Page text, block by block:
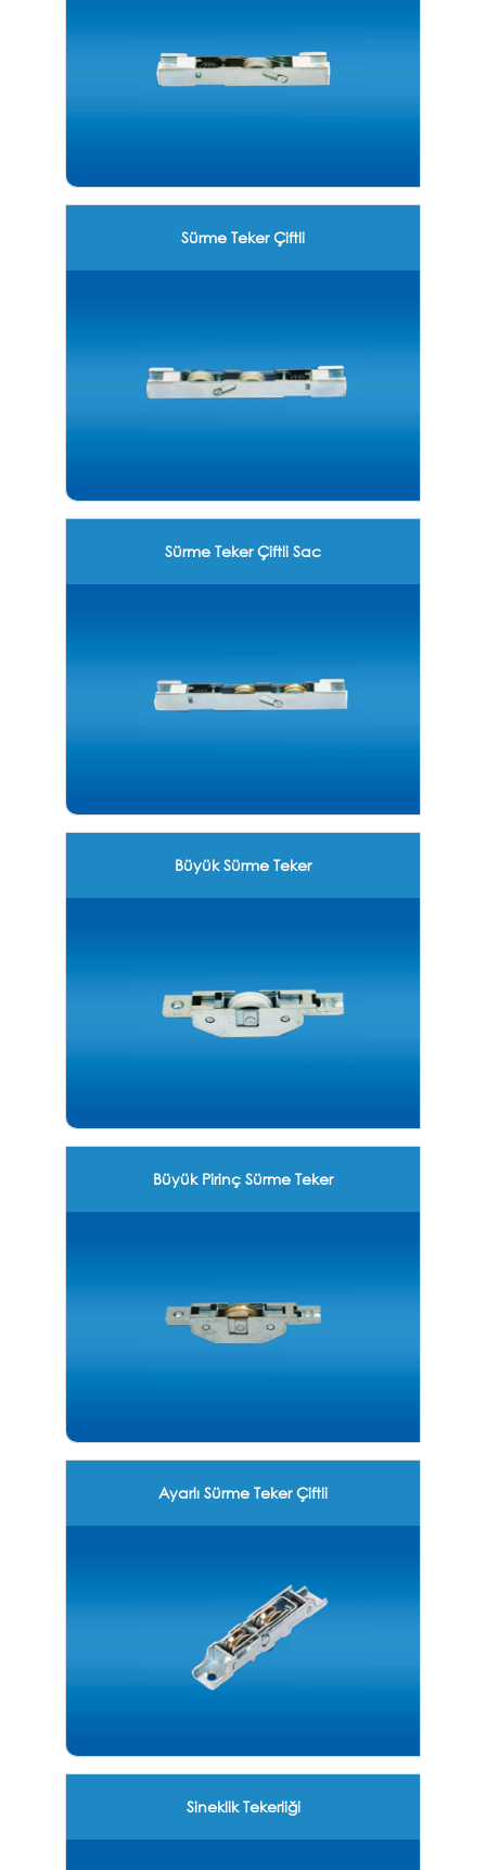
Sürme Teker Çiftli
Sürme Teker Çiftli Sac
Büyük Sürme Teker
Büyük Pirinç Sürme Teker
Ayarlı Sürme Teker Çiftli
Sineklik Tekerliği